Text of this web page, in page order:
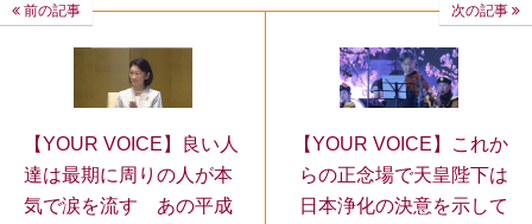
前の記事
【YOUR VOICE】良い人
達は最期に周りの人が本
気で涙を流す あの平成
次の記事
【YOUR VOICE】これか
らの正念場で天皇陛下は
日本浄化の決意を示して